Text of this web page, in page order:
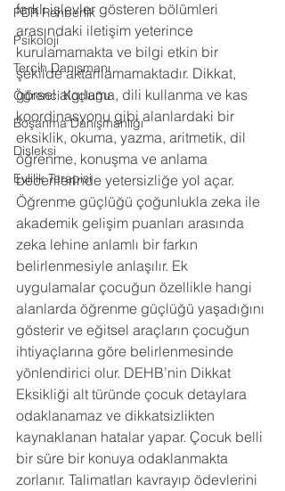
PDR Rehberlik
Psikoloji
Tercih Danışmanı
Öğrenci Koçluğu
Boşanma Danışmanlığı
Disleksi
Evlilik Terapisi
farklı işlevler gösteren bölümleri
arasındaki iletişim yeterince
kurulamamakta ve bilgi etkin bir
şekilde aktarılamamaktadır. Dikkat,
görsel algılama, dili kullanma ve kas
koordinasyonu gibi alanlardaki bir
eksiklik, okuma, yazma, aritmetik, dil
öğrenme, konuşma ve anlama
becerilerinde yetersizliğe yol açar.
Öğrenme güçlüğü çoğunlukla zeka ile
akademik gelişim puanları arasında
zeka lehine anlamlı bir farkın
belirlenmesiyle anlaşılır. Ek
uygulamalar çocuğun özellikle hangi
alanlarda öğrenme güçlüğü yaşadığını
gösterir ve eğitsel araçların çocuğun
ihtiyaçlarına göre belirlenmesinde
yönlendirici olur. DEHB’nin Dikkat
Eksikliği alt türünde çocuk detaylara
odaklanamaz ve dikkatsizlikten
kaynaklanan hatalar yapar. Çocuk belli
bir süre bir konuya odaklanmakta
zorlanır. Talimatları kavrayıp ödevlerini